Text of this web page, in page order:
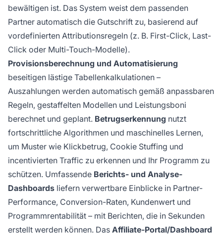
bewältigen ist. Das System weist dem passenden
Partner automatisch die Gutschrift zu, basierend auf
vordefinierten Attributionsregeln (z. B. First-Click, Last-
Click oder Multi-Touch-Modelle).
Provisionsberechnung und Automatisierung
beseitigen lästige Tabellenkalkulationen –
Auszahlungen werden automatisch gemäß anpassbaren
Regeln, gestaffelten Modellen und Leistungsboni
berechnet und geplant. Betrugserkennung nutzt
fortschrittliche Algorithmen und maschinelles Lernen,
um Muster wie Klickbetrug, Cookie Stuffing und
incentivierten Traffic zu erkennen und Ihr Programm zu
schützen. Umfassende Berichts- und Analyse-
Dashboards liefern verwertbare Einblicke in Partner-
Performance, Conversion-Raten, Kundenwert und
Programmrentabilität – mit Berichten, die in Sekunden
erstellt werden können. Das Affiliate-Portal/Dashboard